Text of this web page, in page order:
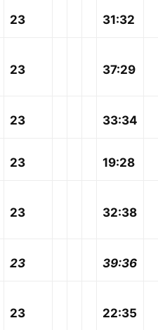
23 31:32
23 37:29
23 33:34
23 19:28
23 32:38
23 39:36
23 22:35